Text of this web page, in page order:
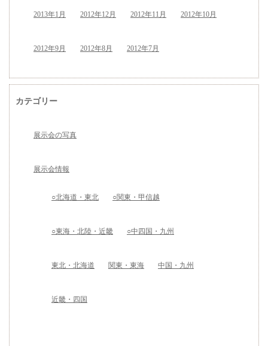
2013年1月 2012年12月 2012年11月 2012年10月
2012年9月 2012年8月 2012年7月
カテゴリー
展示会の写真
展示会情報
○北海道・東北 ○関東・甲信越
○東海・北陸・近畿 ○中四国・九州
東北・北海道 関東・東海 中国・九州
近畿・四国